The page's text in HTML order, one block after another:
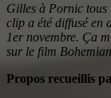
Gilles à Pornic tous
clip a été diffusé en
1er novembre. Ça
sur le film
Propos recueillis